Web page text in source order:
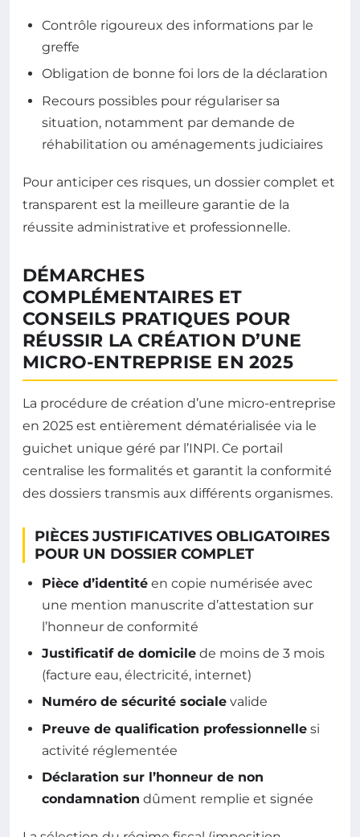
Contrôle rigoureux des informations par le
greffe
Obligation de bonne foi lors de la déclaration
Recours possibles pour régulariser sa
situation, notamment par demande de
réhabilitation ou aménagements judiciaires
Pour anticiper ces risques, un dossier complet et
transparent est la meilleure garantie de la
réussite administrative et professionnelle.
DÉMARCHES
COMPLÉMENTAIRES ET
CONSEILS PRATIQUES POUR
RÉUSSIR LA CRÉATION D’UNE
MICRO-ENTREPRISE EN 2025
La procédure de création d’une micro-entreprise
en 2025 est entièrement dématérialisée via le
guichet unique géré par l’INPI. Ce portail
centralise les formalités et garantit la conformité
des dossiers transmis aux différents organismes.
PIÈCES JUSTIFICATIVES OBLIGATOIRES
POUR UN DOSSIER COMPLET
Pièce d’identité en copie numérisée avec
une mention manuscrite d’attestation sur
l’honneur de conformité
Justificatif de domicile de moins de 3 mois
(facture eau, électricité, internet)
Numéro de sécurité sociale valide
Preuve de qualification professionnelle si
activité réglementée
Déclaration sur l’honneur de non
condamnation dûment remplie et signée